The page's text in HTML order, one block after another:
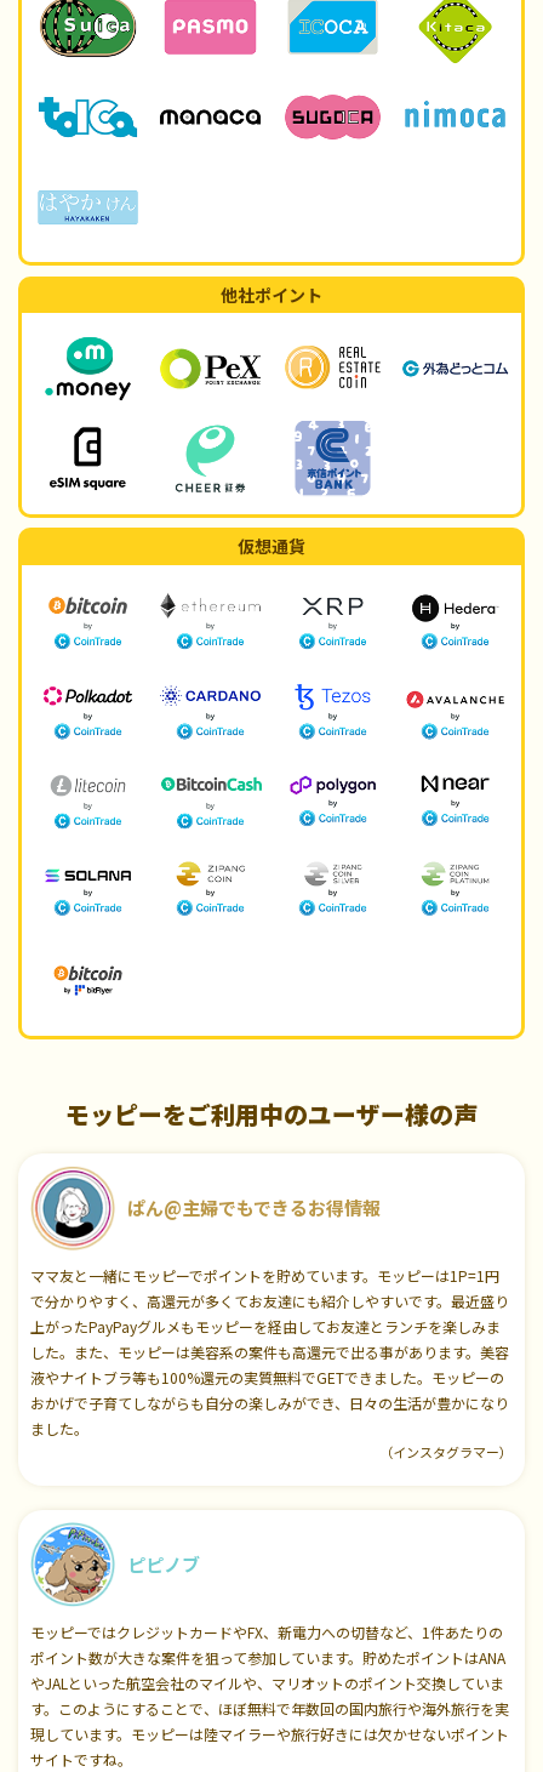
他社ポイント
仮想通貨
モッピーをご利用中のユーザー様の声
ぱん@主婦でもできるお得情報
ママ友と一緒にモッピーでポイントを貯めています。モッピーは1P=1円
で分かりやすく、高還元が多くてお友達にも紹介しやすいです。最近盛り
上がったPayPayグルメもモッピーを経由してお友達とランチを楽しみま
した。また、モッピーは美容系の案件も高還元で出る事があります。美容
液やナイトブラ等も100%還元の実質無料でGETできました。モッピーの
おかげで子育てしながらも自分の楽しみができ、日々の生活が豊かになり
ました。
（インスタグラマー）
ピピノブ
モッピーではクレジットカードやFX、新電力への切替など、1件あたりの
ポイント数が大きな案件を狙って参加しています。貯めたポイントはANA
やJALといった航空会社のマイルや、マリオットのポイント交換していま
す。このようにすることで、ほぼ無料で年数回の国内旅行や海外旅行を実
現しています。モッピーは陸マイラーや旅行好きには欠かせないポイント
サイトですね。